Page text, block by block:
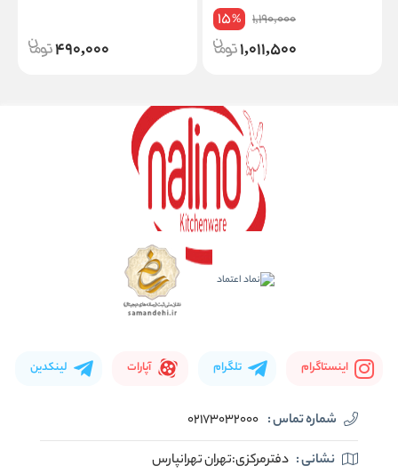
1,190,000
15%
1,011,500
490,000
اینستاگرام تلگرام آپارات لینکدین
شماره تماس : 02173032000
نشانی : دفترمرکزی:تهران تهرانپارس